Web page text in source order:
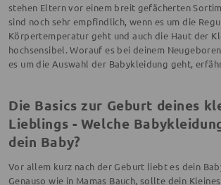
stehen Eltern vor einem breit gefächerten
sind noch sehr empfindlich, wenn es um die
Körpertemperatur geht und auch die Haut der
hochsensibel. Worauf es bei deinem
es um die Auswahl der Babykleidung geht,
Die Basics zur Geburt deines
Lieblings - Welche
dein Baby?
Vor allem kurz nach der Geburt liebt es dein
Genauso wie in Mamas Bauch, sollte dein